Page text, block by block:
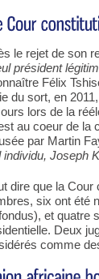
le rejet de son
président
Félix
du sort, en
lors de la
au coeur de la
par Martin
individu, Joseph
dire que la
six ont été
et quatre
Deux
comme